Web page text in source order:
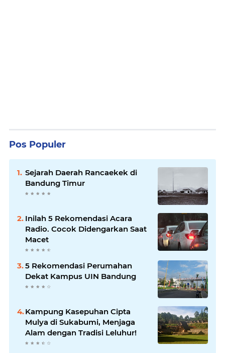
Pos Populer
Sejarah Daerah Rancaekek di
Bandung Timur
Inilah 5 Rekomendasi Acara
Radio. Cocok Didengarkan Saat
Macet
5 Rekomendasi Perumahan
Dekat Kampus UIN Bandung
Kampung Kasepuhan Cipta
Mulya di Sukabumi, Menjaga
Alam dengan Tradisi Leluhur!